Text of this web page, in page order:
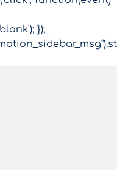
});